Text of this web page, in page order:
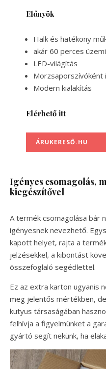
Előnyök
Halk és hatékony
akár 60 perces
LED-világítás
Morzsaporszívóként
Modern kialakítás
Elérhető itt
ÁRUKERESŐ.HU
Igényes csomagolás,
kiegészítővel
A termék csomagolása bár
igényesnek nevezhető.
kapott helyet, rajta a
jelzésekkel, a kibontást
összefoglaló segédlettel.
Ez az extra karton ugyanis
meg jelentős mértékben,
kutyus társaságában
felhívja a figyelmünket a
gyártó segít nekünk, ha